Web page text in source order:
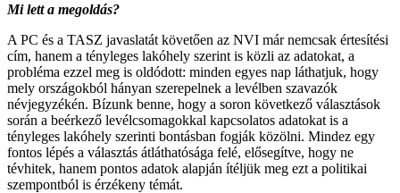
Mi lett a megoldás?
A PC és a TASZ javaslatát követően az NVI már nemcsak értesítési
cím, hanem a tényleges lakóhely szerint is közli az adatokat, a
probléma ezzel meg is oldódott: minden egyes nap láthatjuk, hogy
mely országokból hányan szerepelnek a levélben szavazók
névjegyzékén. Bízunk benne, hogy a soron következő választások
során a beérkező levélcsomagokkal kapcsolatos adatokat is a
tényleges lakóhely szerinti bontásban fogják közölni. Mindez egy
fontos lépés a választás átláthatósága felé, elősegítve, hogy ne
tévhitek, hanem pontos adatok alapján ítéljük meg ezt a politikai
szempontból is érzékeny témát.